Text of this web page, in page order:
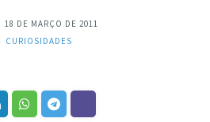
18 DE MARÇO DE 2011
CURIOSIDADES